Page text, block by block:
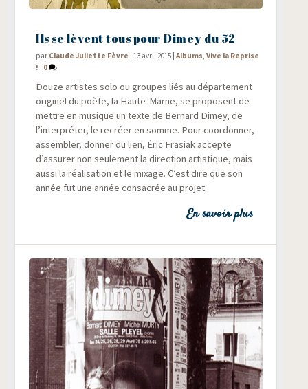
Ils se lèvent tous pour Dimey du 52
par Claude Juliette Fèvre | 13 avril 2015 |Albums ,Vive la Reprise
! | 0
Douze artistes solo ou groupes liés au dépar­te­ment
ori­gi­nel du poète, la Haute-Marne, se pro­posent de
mettre en musique un texte de Ber­nard Dimey, de
l’interpréter, le recréer en somme. Pour coor­don­ner,
assem­bler, don­ner du lien, Éric Fra­siak accepte
d’assurer non seule­ment la direc­tion artis­tique, mais
aus­si la réa­li­sa­tion et le mixage. C’est dire que son
année fut une année consa­crée au projet.
En savoir plus